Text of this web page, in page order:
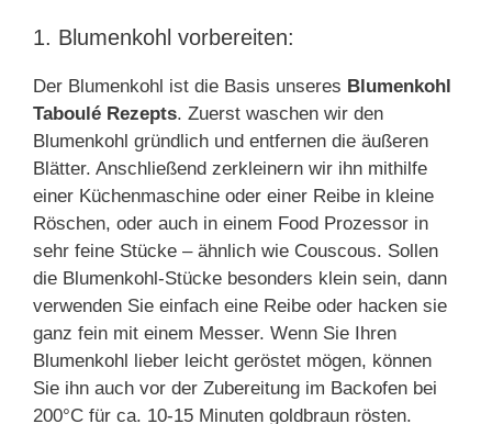
1. Blumenkohl vorbereiten:
Der Blumenkohl ist die Basis unseres Blumenkohl
Taboulé Rezepts. Zuerst waschen wir den
Blumenkohl gründlich und entfernen die äußeren
Blätter. Anschließend zerkleinern wir ihn mithilfe
einer Küchenmaschine oder einer Reibe in kleine
Röschen, oder auch in einem Food Prozessor in
sehr feine Stücke – ähnlich wie Couscous. Sollen
die Blumenkohl-Stücke besonders klein sein, dann
verwenden Sie einfach eine Reibe oder hacken sie
ganz fein mit einem Messer. Wenn Sie Ihren
Blumenkohl lieber leicht geröstet mögen, können
Sie ihn auch vor der Zubereitung im Backofen bei
200°C für ca. 10-15 Minuten goldbraun rösten.